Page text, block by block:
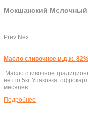
Мокшанский Молочный
Prev Next
Масло сливочное м.д.ж.
Масло сливочное
нетто 5кг. Упаковка
месяцев.
Подробнеe